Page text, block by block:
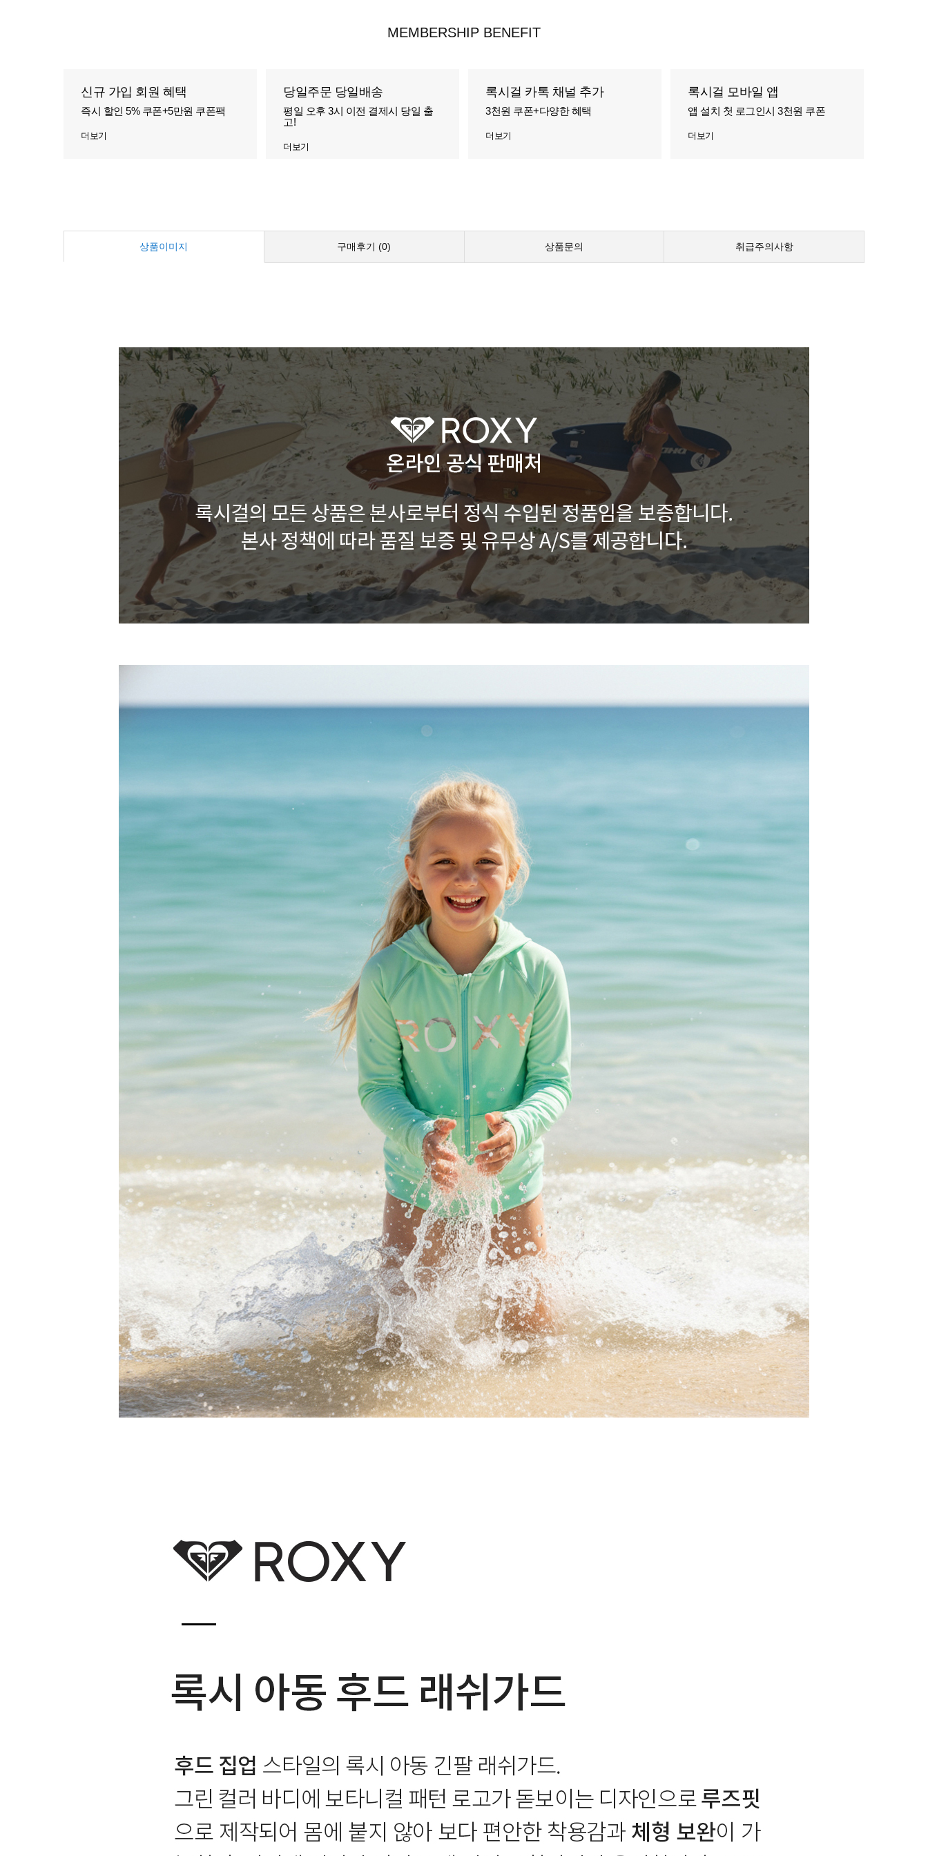
MEMBERSHIP BENEFIT
신규 가입 회원 혜택
즉시 할인 5% 쿠폰+5만원 쿠폰팩
더보기
당일주문 당일배송
평일 오후 3시 이전 결제시 당일 출
고!
더보기
록시걸 카톡 채널 추가
3천원 쿠폰+다양한 혜택
더보기
록시걸 모바일 앱
앱 설치 첫 로그인시 3천원 쿠폰
더보기
상품이미지 구매후기 (0) 상품문의 취급주의사항